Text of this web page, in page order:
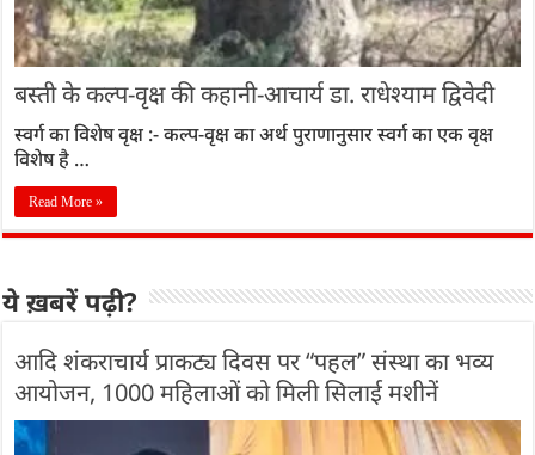
बस्ती के कल्प-वृक्ष की कहानी-आचार्य डा. राधेश्याम द्विवेदी
स्वर्ग का विशेष वृक्ष :- कल्प-वृक्ष का अर्थ पुराणानुसार स्वर्ग का एक वृक्ष
विशेष है …
Read More »
ये ख़बरें पढ़ी?
आदि शंकराचार्य प्राकट्य दिवस पर “पहल” संस्था का भव्य
आयोजन, 1000 महिलाओं को मिली सिलाई मशीनें